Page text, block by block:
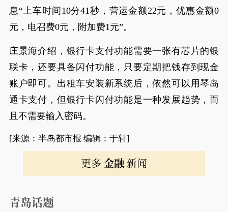
息“上车时间10分41秒，营运金额22元，优惠金额0
元，电召费0元，附加费1元”。
庄景海介绍，银行卡支付功能需要一张有芯片的银
联卡，还要具备闪付功能，只要定期把钱存到现金
账户即可。出租车安装新系统后，依然可以用琴岛
通卡支付，但银行卡闪付功能是一种发展趋势，而
且不需要输入密码。
[来源：半岛都市报 编辑：于轩]
更多 金融新闻
青岛话题